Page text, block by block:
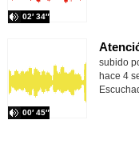
02′ 34″
subido
00′ 45″
hace 4